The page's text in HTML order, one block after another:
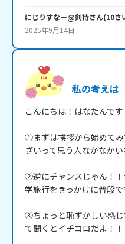
にじりすなー@剣持さん(10さ
2025年9月14日
私の考えは
こんにちは！はなたんで
①まずは挨拶から始めて
ざいって思う人なかなかい
②逆にチャンスじゃん！
学旅行をきっかけに普段
③ちょっと恥ずかしい感じ
て聞くとイチコロだよ！！